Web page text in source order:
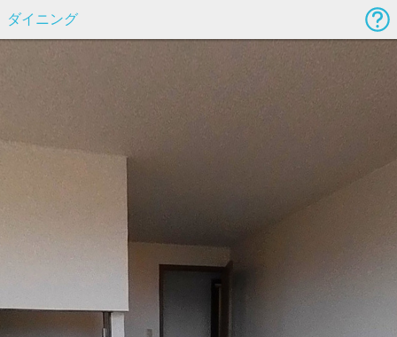
ダイニング